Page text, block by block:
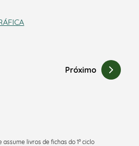
Próximo
livros de fichas do 1º ciclo